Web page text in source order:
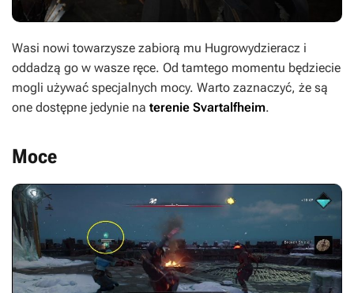
Wasi nowi towarzysze zabiorą mu Hugrowydzieracz i
oddadzą go w wasze ręce. Od tamtego momentu będziecie
mogli używać specjalnych mocy. Warto zaznaczyć, że są
one dostępne jedynie na terenie Svartalfheim.
Moce